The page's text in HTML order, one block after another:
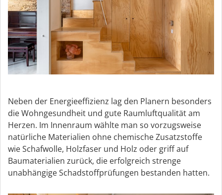
Neben der Energieeffizienz lag den Planern besonders
die Wohngesundheit und gute Raumluftqualität am
Herzen. Im Innenraum wählte man so vorzugsweise
natürliche Materialien ohne chemische Zusatzstoffe
wie Schafwolle, Holzfaser und Holz oder griff auf
Baumaterialien zurück, die erfolgreich strenge
unabhängige Schadstoffprüfungen bestanden hatten.